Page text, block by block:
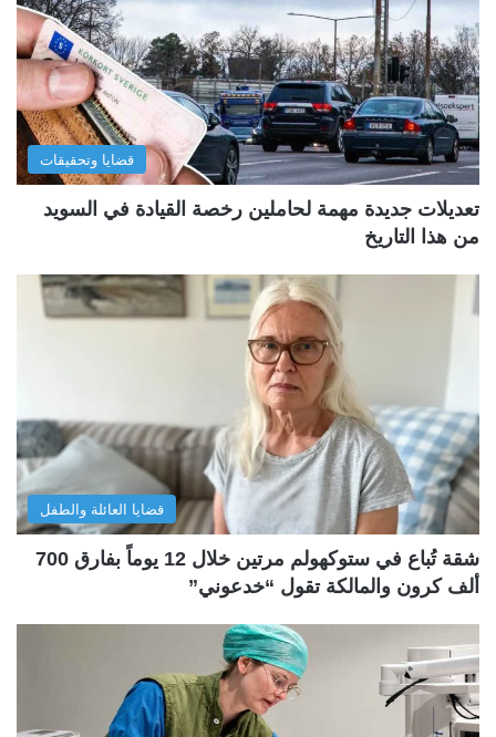
قضايا وتحقيقات
تعديلات جديدة مهمة لحاملين رخصة القيادة في السويد
من هذا التاريخ
قضايا العائلة والطفل
شقة تُباع في ستوكهولم مرتين خلال 12 يوماً بفارق 700
ألف كرون والمالكة تقول “خدعوني”